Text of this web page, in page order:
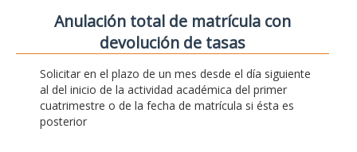
Anulación total de matrícula con
devolución de tasas
Solicitar en el plazo de un mes desde el día siguiente
al del inicio de la actividad académica del primer
cuatrimestre o de la fecha de matrícula si ésta es
posterior